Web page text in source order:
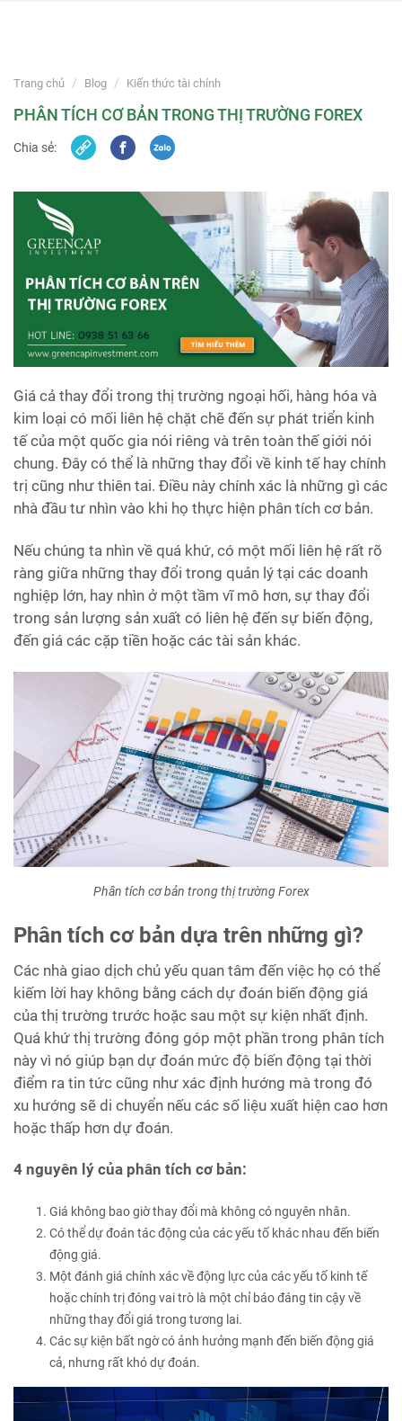
Trang chủ Blog Kiến thức tài chính
PHÂN TÍCH CƠ BẢN TRONG THỊ TRƯỜNG FOREX
Chia sẻ:
Giá cả thay đổi trong thị trường ngoại hối, hàng hóa và
kim loại có mối liên hệ chặt chẽ đến sự phát triển kinh
tế của một quốc gia nói riêng và trên toàn thế giới nói
chung. Đây có thể là những thay đổi về kinh tế hay chính
trị cũng như thiên tai. Điều này chính xác là những gì các
nhà đầu tư nhìn vào khi họ thực hiện phân tích cơ bản.
Nếu chúng ta nhìn về quá khứ, có một mối liên hệ rất rõ
ràng giữa những thay đổi trong quản lý tại các doanh
nghiệp lớn, hay nhìn ở một tầm vĩ mô hơn, sự thay đổi
trong sản lượng sản xuất có liên hệ đến sự biến động,
đến giá các cặp tiền hoặc các tài sản khác.
Phân tích cơ bản trong thị trường Forex
Phân tích cơ bản dựa trên những gì?
Các nhà giao dịch chủ yếu quan tâm đến việc họ có thể
kiếm lời hay không bằng cách dự đoán biến động giá
của thị trường trước hoặc sau một sự kiện nhất định.
Quá khứ thị trường đóng góp một phần trong phân tích
này vì nó giúp bạn dự đoán mức độ biến động tại thời
điểm ra tin tức cũng như xác định hướng mà trong đó
xu hướng sẽ di chuyển nếu các số liệu xuất hiện cao hơn
hoặc thấp hơn dự đoán.
4 nguyên lý của phân tích cơ bản:
Giá không bao giờ thay đổi mà không có nguyên nhân.
Có thể dự đoán tác động của các yếu tố khác nhau đến biến
động giá.
Một đánh giá chính xác về động lực của các yếu tố kinh tế
hoặc chính trị đóng vai trò là một chỉ báo đáng tin cậy về
những thay đổi giá trong tương lai.
Các sự kiện bất ngờ có ảnh hưởng mạnh đến biến động giá
cả, nhưng rất khó dự đoán.